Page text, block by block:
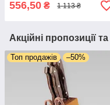
з нержавіючої сталі
556,50 ₴ 1 113 ₴
Акційні пропозиції
Топ продажів –50%